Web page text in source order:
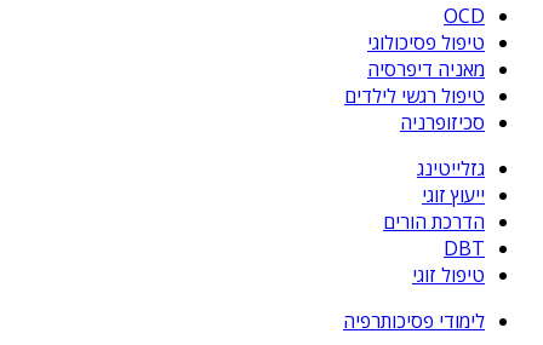
OCD
טיפול פסיכולוגי
מאניה דיפרסיה
טיפול רגשי לילדים
סכיזופרניה
גזלייטינג
ייעוץ זוגי
הדרכת הורים
DBT
טיפול זוגי
לימודי פסיכותרפיה